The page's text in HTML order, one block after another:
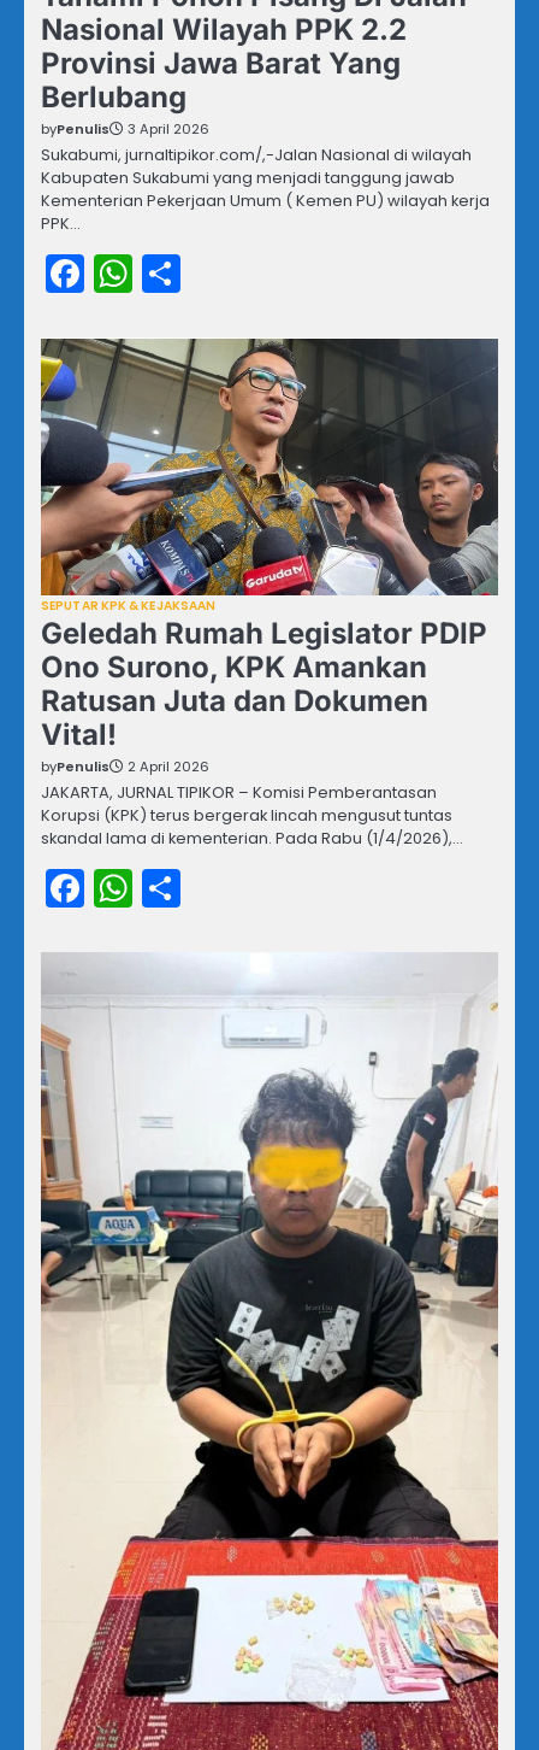
Nasional Wilayah PPK 2.2
Provinsi Jawa Barat Yang
Berlubang
byPenulis 3 April 2026
Sukabumi, jurnaltipikor.com/,-Jalan Nasional di wilayah
Kabupaten Sukabumi yang menjadi tanggung jawab
Kementerian Pekerjaan Umum ( Kemen PU) wilayah kerja
PPK…
Facebook
WhatsApp
SEPUTAR KPK & KEJAKSAAN
Geledah Rumah Legislator PDIP
Ono Surono, KPK Amankan
Ratusan Juta dan Dokumen
Vital!
byPenulis 2 April 2026
JAKARTA, JURNAL TIPIKOR – Komisi Pemberantasan
Korupsi (KPK) terus bergerak lincah mengusut tuntas
skandal lama di kementerian. Pada Rabu (1/4/2026),…
Facebook
WhatsApp